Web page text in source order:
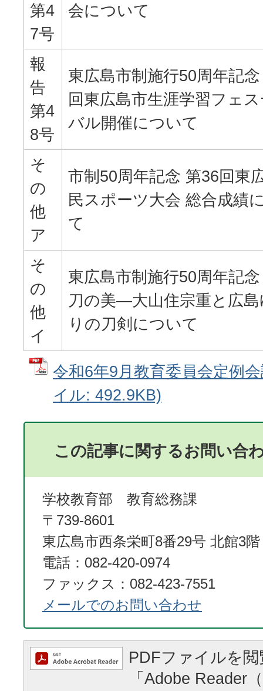
第4
7号
会について
報
告
第4
8号
東広島市制施行50周年記
回東広島市生涯学習フェ
バル開催について
そ
の
他
ア
市制50周年記念 第36回東
民スポーツ大会 総合成績
て
そ
の
他
イ
東広島市制施行50周年記
刀の美―大山住宗重と広
りの刀剣について
令和6年9月教育委員会定例
イル: 492.9KB)
この記事に関するお問い合
学校教育部 教育総務課
〒739-8601
東広島市西条栄町8番29号 北館3階
電話：082-420-0974
ファックス：082-423-7551
メールでのお問い合わせ
PDFファイルを
「Adobe Reader